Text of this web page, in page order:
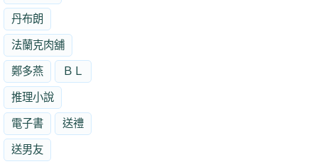
丹布朗
法蘭克肉舖
鄭多燕 ＢＬ
推理小說
電子書 送禮
送男友